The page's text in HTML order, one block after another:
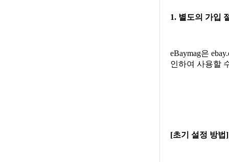
1. 별도의 가입
eBaymag은
인하여 사용할
[초기 설정 방법]